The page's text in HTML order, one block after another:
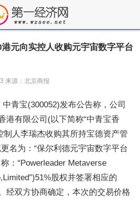
元向实控人收购元宇宙数字平台
来源：北京商报
中青宝(300052)发布公告称，公司
港有限公司(以下简称“中青宝香
制人李瑞杰收购其所持宝德资产管
名为：“保尔利德元宇宙数字平台
：“Powerleader Metaverse
股权并签署相应的
经双方协商确定，本次的交易价格